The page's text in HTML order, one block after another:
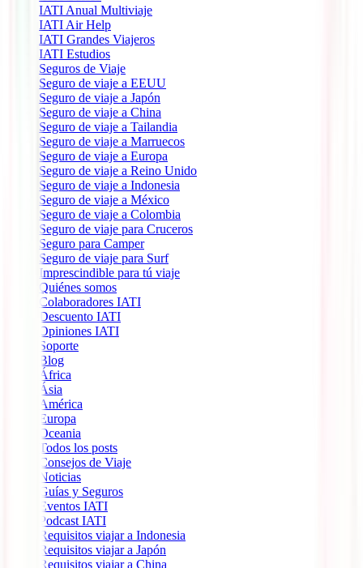
IATI Anual Multiviaje
IATI Air Help
IATI Grandes Viajeros
IATI Estudios
Seguros de Viaje
Seguro de viaje a EEUU
Seguro de viaje a Japón
Seguro de viaje a China
Seguro de viaje a Tailandia
Seguro de viaje a Marruecos
Seguro de viaje a Europa
Seguro de viaje a Reino Unido
Seguro de viaje a Indonesia
Seguro de viaje a México
Seguro de viaje a Colombia
Seguro de viaje para Cruceros
Seguro para Camper
Seguro de viaje para Surf
Imprescindible para tú viaje
Quiénes somos
Colaboradores IATI
Descuento IATI
Opiniones IATI
Soporte
Blog
África
Ásia
América
Europa
Oceania
Todos los posts
Consejos de Viaje
Noticias
Guías y Seguros
Eventos IATI
Podcast IATI
Requisitos viajar a Indonesia
Requisitos viajar a Japón
Requisitos viajar a China